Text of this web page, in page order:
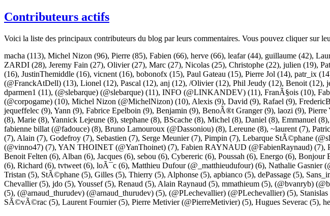
Contributeurs actifs
Voici la liste des principaux contributeurs du blog par leurs commentaires. Vous pouvez cliquer sur
macha (113), Michel Nizon (96), Pierre (85), Fabien (66), herve (66), leafar(44), guillaume (42),
ZARDI (28), Jeremy Fain (27), Olivier(27), Marc (27), Nicolas (25), Christophe (22), julien (19),
(16), JustinThemiddle (16), vicnent (16), bobonofx (15), Paul Gateau (15), Pierre Jol (14), patr_ix
(@FranckAtDell) (13), Lionel (12), Pascal (12), anj (12), /Olivier(12), Phil Jeudy (12), Benoit (12),
dparmen1 (11), (@slebarque) (@slebarque) (11), INFO (@LINKANDEV) (11), FranÃ§ois (10),
(@corpogame) (10), Michel Nizon (@MichelNizon) (10), Alexis (9), David (9), Rafael (9),
jequeffelec (9), Yann (9), Fabrice Epelboin (9), Benjamin (9), BenoÃ®t Granger(9), laozi (9),
(8), Marie (8), Yannick Lejeune (8), stephane (8), BScache (8), Michel (8), Daniel (8), Emmanuel (8),
fabienne billat (@fadouce) (8), Bruno Lamouroux (@Dassoniou) (8), Lereune (8), ~laurent (7),
(7), Alain (7), Godefroy (7), Sebastien (7), Serge Meunier(7), Pimpin (7), Lebarque StÃ©phane
(@vinno47) (7), YAN THOINET (@YanThoinet) (7), Fabien RAYNAUD (@FabienRaynaud) (7),
Benoit Felten (6), Alban (6), Jacques (6), sebou (6), Cybereric (6), Poussah (6), Energo (6), Bonjour
(6), Richard (6), tvtweet (6), loÃ¯c (6), Matthieu Dufour (@_matthieudufour) (6), Nathalie Gasnier
Tristan (5), StÃ©phane (5), Gilles (5), Thierry (5), Alphonse (5), apbianco (5), dePassage (5),
Chevallier(5), jdo (5), Youssef(5), Renaud (5), Alain Raynaud (5), mmathieum (5), (@bvanryb)
(5), (@arnaud_thurudev) (@arnaud_thurudev) (5), (@PLechevallier) (@PLechevallier) (5),
SÃ©vÃ©rac (5), Laurent Fournier(5), Pierre Metivier (@PierreMetivier) (5), Hugues Severac (5),